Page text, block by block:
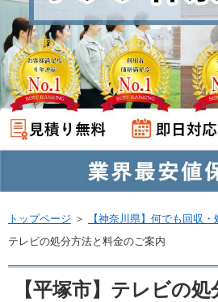
トップページ ＞ 【神奈川県】何でも回収
テレビの処分方法と料金のご案内
【平塚市】テレビの